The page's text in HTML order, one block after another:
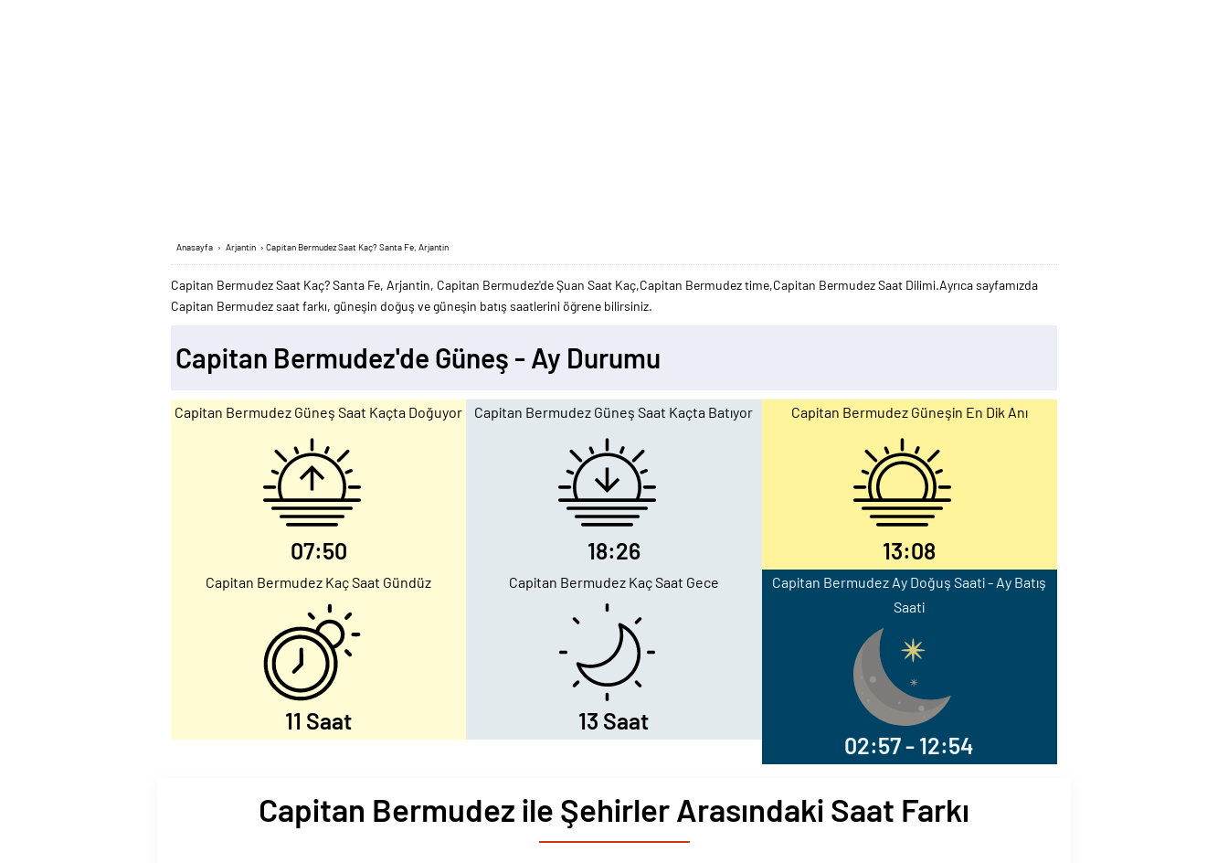
Anasayfa › Arjantin › Capitan Bermudez Saat Kaç? Santa Fe, Arjantin
Capitan Bermudez Saat Kaç? Santa Fe, Arjantin, Capitan Bermudez'de Şuan Saat Kaç,Capitan Bermudez time,Capitan Bermudez Saat Dilimi.Ayrıca sayfamızda
Capitan Bermudez saat farkı, güneşin doğuş ve güneşin batış saatlerini öğrene bilirsiniz.
Capitan Bermudez'de Güneş - Ay Durumu
Capitan Bermudez Güneş Saat Kaçta Doğuyor
07:50
Capitan Bermudez Güneş Saat Kaçta Batıyor
18:26
Capitan Bermudez Güneşin En Dik Anı
13:08
Capitan Bermudez Kaç Saat Gündüz
11 Saat
Capitan Bermudez Kaç Saat Gece
13 Saat
Capitan Bermudez Ay Doğuş Saati - Ay Batış
Saati
02:57 - 12:54
Capitan Bermudez ile Şehirler Arasındaki Saat Farkı